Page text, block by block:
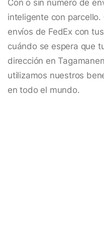
Con o sin número de
inteligente con
envíos de FedEx con
cuándo se espera que
dirección en
utilizamos nuestros
en todo el mundo.